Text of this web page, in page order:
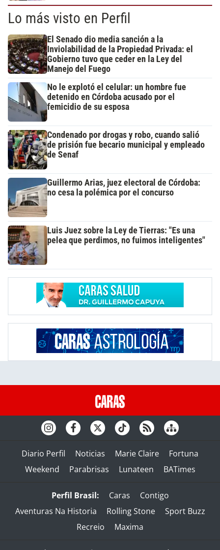
Lo más visto en Perfil
El Senado dio media sanción a la
Inviolabilidad de la Propiedad Privada: el
Gobierno tuvo que ceder en la Ley del
Manejo del Fuego
No le explotó el celular: un hombre fue
detenido en Córdoba acusado por el
femicidio de su esposa
Condenado por drogas y robo, cuando salió
de prisión fue becario municipal y empleado
de Senaf
Guillermo Arias, juez electoral de Córdoba:
no cesa la polémica por el concurso
Luis Juez sobre la Ley de Tierras: "Es una
pelea que perdimos, no fuimos inteligentes"
Diario Perfil Noticias Marie Claire
Fortuna
Weekend
Parabrisas Lunateen BATimes
Perfil Brasil: Caras
Contigo
Aventuras Na Historia
Rolling Stone
Sport Buzz
Recreio
Maxima